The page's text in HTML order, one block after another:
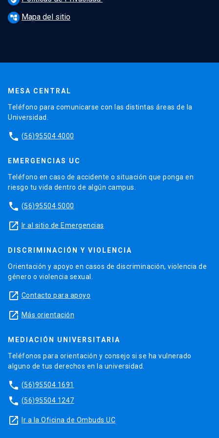
account_tree Mapa del sitio
MESA CENTRAL
Teléfono para comunicarse con las distintas áreas de la
Universidad.
phone (56)95504 4000
EMERGENCIAS UC
Teléfono en caso de accidente o situación que ponga en
riesgo tu vida dentro de algún campus.
phone (56)95504 5000
launch Ir al sitio de Emergencias
DISCRIMINACIÓN Y VIOLENCIA
Orientación y apoyo en casos de discriminación, violencia de
género o violencia sexual.
launch Contacto para apoyo
launch Más orientación
MEDIACIÓN UNIVERSITARIA
Teléfonos para orientación y consejo si se ha vulnerado
alguno de tus derechos en la universidad.
phone (56)95504 1691
phone (56)95504 1247
launch Ir a la Oficina de Ombuds UC